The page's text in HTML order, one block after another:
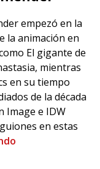
empezó en la
la animación en
El gigante de
mientras
en su tiempo
de la década
Image e IDW
en estas